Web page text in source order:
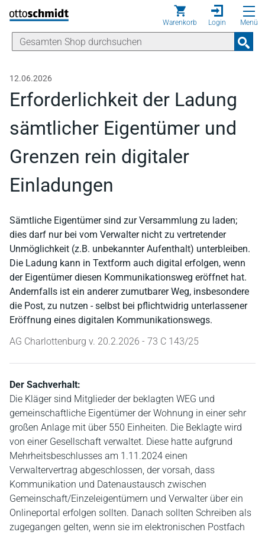
Direkt zum Inhalt
Warenkorb Login Menü
12.06.2026
Erforderlichkeit der Ladung
sämtlicher Eigentümer und
Grenzen rein digitaler
Einladungen
Sämtliche Eigentümer sind zur Versammlung zu laden;
dies darf nur bei vom Verwalter nicht zu vertretender
Unmöglichkeit (z.B. unbekannter Aufenthalt) unterbleiben.
Die Ladung kann in Textform auch digital erfolgen, wenn
der Eigentümer diesen Kommunikationsweg eröffnet hat.
Andernfalls ist ein anderer zumutbarer Weg, insbesondere
die Post, zu nutzen - selbst bei pflichtwidrig unterlassener
Eröffnung eines digitalen Kommunikationswegs.
AG Charlottenburg v. 20.2.2026 - 73 C 143/25
Der Sachverhalt:
Die Kläger sind Mitglieder der beklagten WEG und
gemeinschaftliche Eigentümer der Wohnung in einer sehr
großen Anlage mit über 550 Einheiten. Die Beklagte wird
von einer Gesellschaft verwaltet. Diese hatte aufgrund
Mehrheitsbeschlusses am 1.11.2024 einen
Verwaltervertrag abgeschlossen, der vorsah, dass
Kommunikation und Datenaustausch zwischen
Gemeinschaft/Einzeleigentümern und Verwalter über ein
Onlineportal erfolgen sollten. Danach sollten Schreiben als
zugegangen gelten, wenn sie im elektronischen Postfach